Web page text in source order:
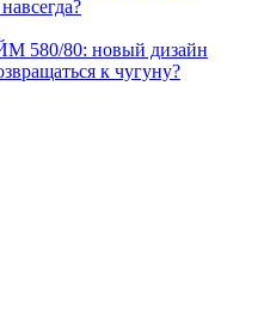
580/80: новый дизайн
к чугуну?